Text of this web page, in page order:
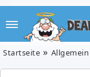
Startseite Allgemein